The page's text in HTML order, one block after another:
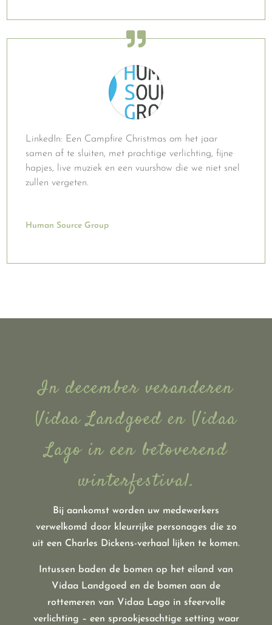
LinkedIn: Een Campfire Christmas om het jaar
samen af te sluiten, met prachtige verlichting, fijne
hapjes, live muziek en een vuurshow die we niet snel
zullen vergeten.
Human Source Group
In december veranderen
Vidaa Landgoed en Vidaa
Lago in een betoverend
winterfestival.
Bij aankomst worden uw medewerkers
verwelkomd door kleurrijke personages die zo
uit een Charles Dickens-verhaal lijken te komen.
Intussen baden de bomen op het eiland van
Vidaa Landgoed en de bomen aan de
rottemeren van Vidaa Lago in sfeervolle
verlichting – een sprookjesachtige setting waar